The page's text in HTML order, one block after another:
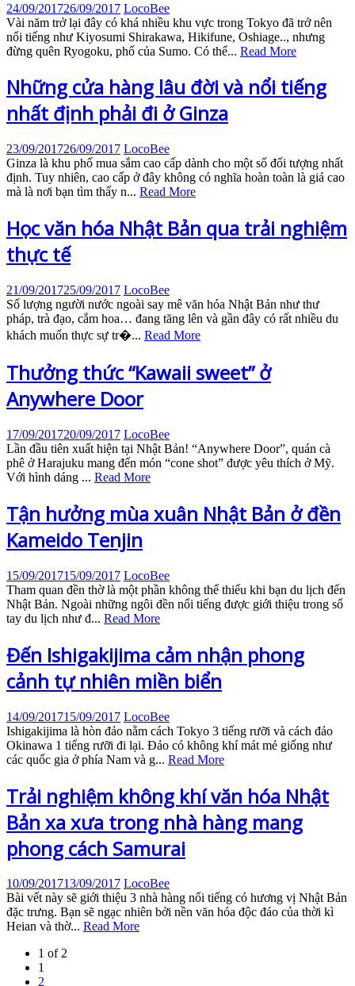
24/09/201726/09/2017 LocoBee
Vài năm trở lại đây có khá nhiều khu vực trong Tokyo đã trở nên
nổi tiếng như Kiyosumi Shirakawa, Hikifune, Oshiage.., nhưng
đừng quên Ryogoku, phố của Sumo. Có thể... Read More
Những cửa hàng lâu đời và nổi tiếng
nhất định phải đi ở Ginza
23/09/201726/09/2017 LocoBee
Ginza là khu phố mua sắm cao cấp dành cho một số đối tượng nhất
định. Tuy nhiên, cao cấp ở đây không có nghĩa hoàn toàn là giá cao
mà là nơi bạn tìm thấy n... Read More
Học văn hóa Nhật Bản qua trải nghiệm
thực tế
21/09/201725/09/2017 LocoBee
Số lượng người nước ngoài say mê văn hóa Nhật Bản như thư
pháp, trà đạo, cắm hoa… đang tăng lên và gần đây có rất nhiều du
khách muốn thực sự tr�... Read More
Thưởng thức “Kawaii sweet” ở
Anywhere Door
17/09/201720/09/2017 LocoBee
Lần đầu tiên xuất hiện tại Nhật Bản! “Anywhere Door”, quán cà
phê ở Harajuku mang đến món “cone shot” được yêu thích ở Mỹ.
Với hình dáng ... Read More
Tận hưởng mùa xuân Nhật Bản ở đền
Kameido Tenjin
15/09/201715/09/2017 LocoBee
Tham quan đền thờ là một phần không thể thiếu khi bạn du lịch đến
Nhật Bản. Ngoài những ngôi đền nổi tiếng được giới thiệu trong sổ
tay du lịch như đ... Read More
Đến Ishigakijima cảm nhận phong
cảnh tự nhiên miền biển
14/09/201715/09/2017 LocoBee
Ishigakijima là hòn đảo nằm cách Tokyo 3 tiếng rưỡi và cách đảo
Okinawa 1 tiếng rưỡi đi lại. Đảo có không khí mát mẻ giống như
các quốc gia ở phía Nam và g... Read More
Trải nghiệm không khí văn hóa Nhật
Bản xa xưa trong nhà hàng mang
phong cách Samurai
10/09/201713/09/2017 LocoBee
Bài vết này sẽ giới thiệu 3 nhà hàng nổi tiếng có hương vị Nhật Bản
đặc trưng. Bạn sẽ ngạc nhiên bởi nền văn hóa độc đáo của thời kì
Heian và thờ... Read More
1 of 2
1
2